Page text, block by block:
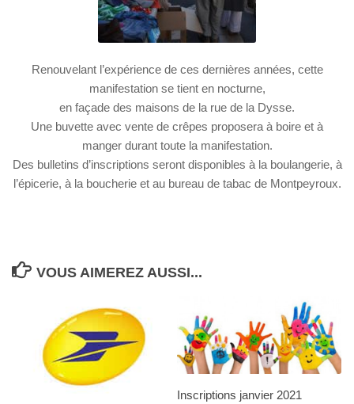
Renouvelant l’expérience de ces dernières années, cette
manifestation se tient en nocturne,
en façade des maisons de la rue de la Dysse.
Une buvette avec vente de crêpes proposera à boire et à
manger durant toute la manifestation.
Des bulletins d’inscriptions seront disponibles à la boulangerie, à
l’épicerie, à la boucherie et au bureau de tabac de Montpeyroux.
VOUS AIMEREZ AUSSI...
Inscriptions janvier 2021